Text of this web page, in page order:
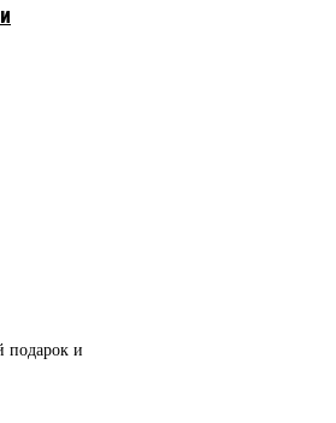
подарок и